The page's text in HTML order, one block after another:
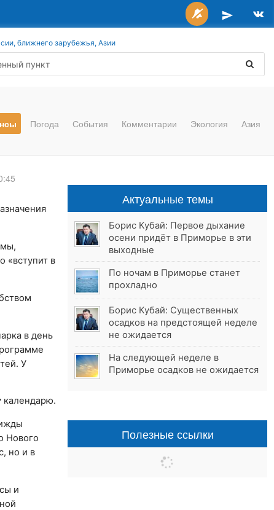
ближнего зарубежья, Азии
Погода События Комментарии Экология Азия
«вступит в
в день
У
календарю.
Нового
но и в
и
Актуальные темы
Борис Кубай: Первое дыхание
осени придёт в Приморье в эти
выходные
По ночам в Приморье станет
прохладно
Борис Кубай: Существенных
осадков на предстоящей неделе
не ожидается
На следующей неделе в
Приморье осадков не ожидается
Полезные ссылки